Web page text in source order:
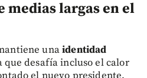
medias largas en el
unaidentidad
que desafía incluso el calor